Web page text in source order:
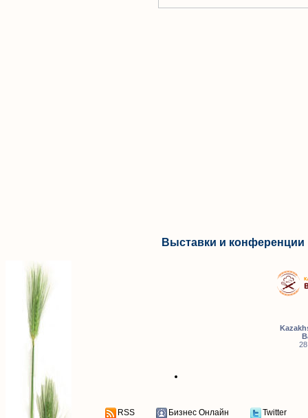
Выставки и конференции
RSS Бизнес Онлайн Twitter